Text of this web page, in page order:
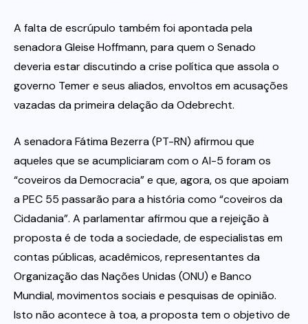
A falta de escrúpulo também foi apontada pela
senadora Gleise Hoffmann, para quem o Senado
deveria estar discutindo a crise política que assola o
governo Temer e seus aliados, envoltos em acusações
vazadas da primeira delação da Odebrecht.
A senadora Fátima Bezerra (PT-RN) afirmou que
aqueles que se acumpliciaram com o AI-5 foram os
“coveiros da Democracia” e que, agora, os que apoiam
a PEC 55 passarão para a história como “coveiros da
Cidadania”. A parlamentar afirmou que a rejeição à
proposta é de toda a sociedade, de especialistas em
contas públicas, acadêmicos, representantes da
Organização das Nações Unidas (ONU) e Banco
Mundial, movimentos sociais e pesquisas de opinião.
Isto não acontece à toa, a proposta tem o objetivo de